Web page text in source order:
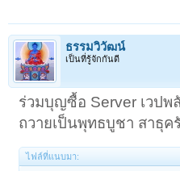
ธรรมวิวัฒน์
เป็นที่รู้จักกันดี
ร่วมบุญซื้อ Server เวปพ
ถวายเป็นพุทธบูชา สาธุค
ไฟล์ที่แนบมา: